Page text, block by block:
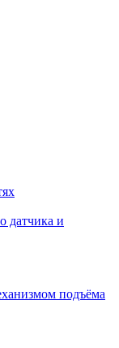
датчика и
подъёма